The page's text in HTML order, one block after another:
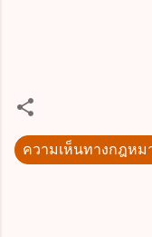
ความเห็นทางกฎหม